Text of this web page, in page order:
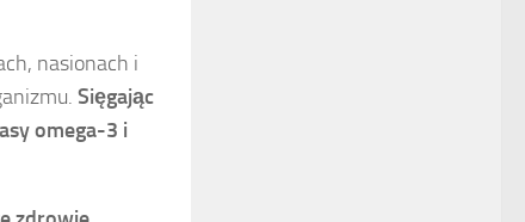
nasionach i
Sięgając
omega-3 i